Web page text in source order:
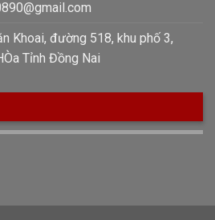
Khoai, đường 518, khu phố 3,
Tỉnh Đồng Nai